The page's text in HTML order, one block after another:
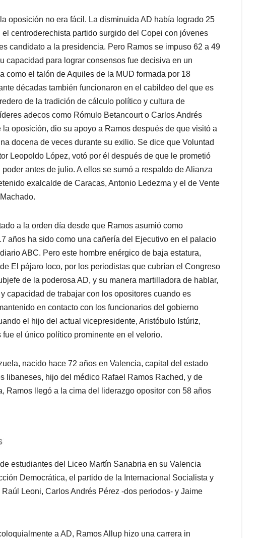
oposición no era fácil. La disminuida AD había logrado 25
centroderechista partido surgido del Copei con jóvenes
candidato a la presidencia. Pero Ramos se impuso 62 a 49
capacidad para lograr consensos fue decisiva en un
como el talón de Aquiles de la MUD formada por 18
décadas también funcionaron en el cabildeo del que es
de la tradición de cálculo político y cultura de
adecos como Rómulo Betancourt o Carlos Andrés
oposición, dio su apoyo a Ramos después de que visitó a
docena de veces durante su exilio. Se dice que Voluntad
Leopoldo López, votó por él después de que le prometió
antes de julio. A ellos se sumó a respaldo de Alianza
exalcalde de Caracas, Antonio Ledezma y el de Vente
a la orden día desde que Ramos asumió como
años ha sido como una cañería del Ejecutivo en el palacio
ABC. Pero este hombre enérgico de baja estatura,
El pájaro loco, por los periodistas que cubrían el Congreso
de la poderosa AD, y su manera martilladora de hablar,
capacidad de trabajar con los opositores cuando es
en contacto con los funcionarios del gobierno
el hijo del actual vicepresidente, Aristóbulo Istúriz,
el único político prominente en el velorio.
nacido hace 72 años en Valencia, capital del estado
libaneses, hijo del médico Rafael Ramos Rached, y de
Ramos llegó a la cima del liderazgo opositor con 58 años
estudiantes del Liceo Martín Sanabria en su Valencia
Democrática, el partido de la Internacional Socialista y
Leoni, Carlos Andrés Pérez -dos periodos- y Jaime
a AD, Ramos Allup hizo una carrera in